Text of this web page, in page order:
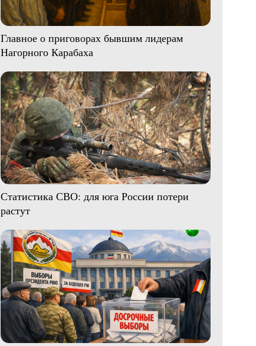
Главное о приговорах бывшим лидерам
Нагорного Карабаха
Статистика СВО: для юга России потери
растут